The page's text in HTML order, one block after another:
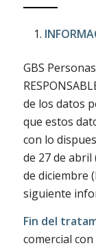
GBS
de los datos
que estos
con lo
de 27 de abril
de diciembre
siguiente
Fin del
comercial